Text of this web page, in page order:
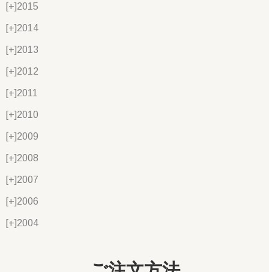
[+]2015
[+]2014
[+]2013
[+]2012
[+]2011
[+]2010
[+]2009
[+]2008
[+]2007
[+]2006
[+]2004